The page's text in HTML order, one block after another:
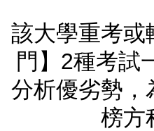
該大學重考或
門】2種考試
分析優劣勢，
榜方